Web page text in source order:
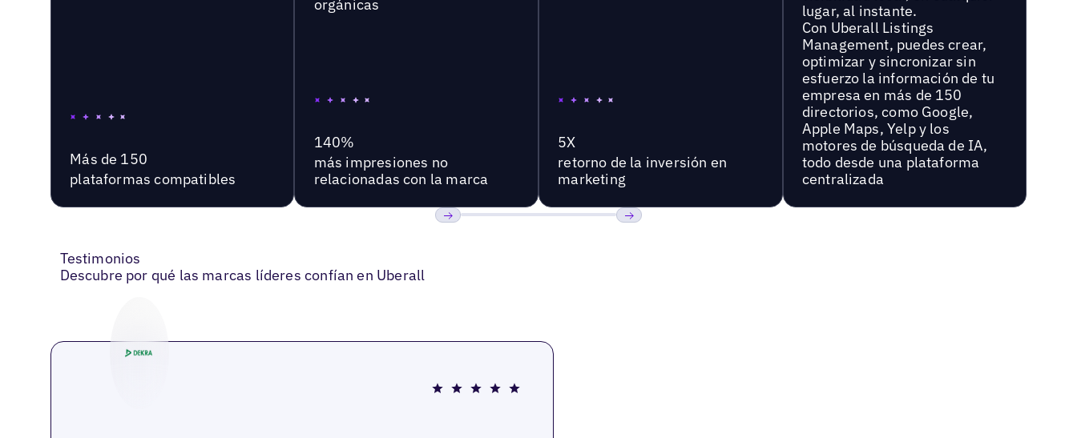
Más de 150
plataformas compatibles
orgánicas
140%
más impresiones no
relacionadas con la marca
5X
retorno de la inversión en
marketing
lugar, al instante.
Con Uberall Listings
Management, puedes crear,
optimizar y sincronizar sin
esfuerzo la información de tu
empresa en más de 150
directorios, como Google,
Apple Maps, Yelp y los
motores de búsqueda de IA,
todo desde una plataforma
centralizada
Testimonios
Descubre por qué las marcas líderes confían en Uberall